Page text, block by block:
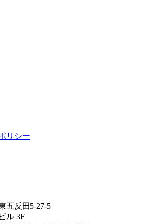
リシー
五反田5-27-5
ル 3F